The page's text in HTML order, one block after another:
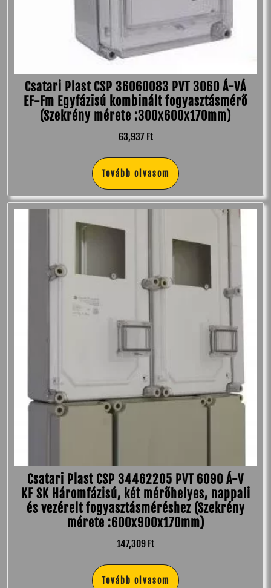
Csatari Plast CSP 36060083 PVT 3060 Á-VÁ
EF-Fm Egyfázisú kombinált fogyasztásmérő
(Szekrény mérete :300x600x170mm)
63,937 Ft
Tovább olvasom
Csatari Plast CSP 34462205 PVT 6090 Á-V
KF SK Háromfázisú, két mérőhelyes, nappali
és vezérelt fogyasztásméréshez (Szekrény
mérete :600x900x170mm)
147,309 Ft
Tovább olvasom